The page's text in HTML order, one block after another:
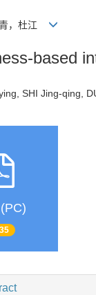
，杜江
based
SHI Jing-qing,